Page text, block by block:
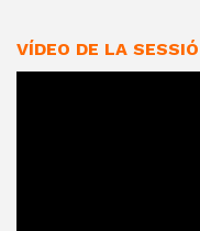
VÍDEO DE LA SESSIÓ